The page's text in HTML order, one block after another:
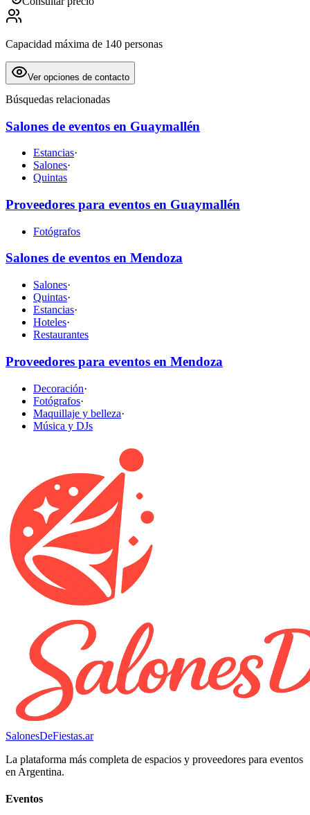
Capacidad máxima de 140 personas
Ver opciones de contacto
Búsquedas relacionadas
Salones de eventos en Guaymallén
Estancias·
Salones·
Quintas
Proveedores para eventos en Guaymallén
Fotógrafos
Salones de eventos en Mendoza
Salones·
Quintas·
Estancias·
Hoteles·
Restaurantes
Proveedores para eventos en Mendoza
Decoración·
Fotógrafos·
Maquillaje y belleza·
Música y DJs
SalonesDeFiestas.ar
La plataforma más completa de espacios y proveedores para eventos
en Argentina.
Eventos